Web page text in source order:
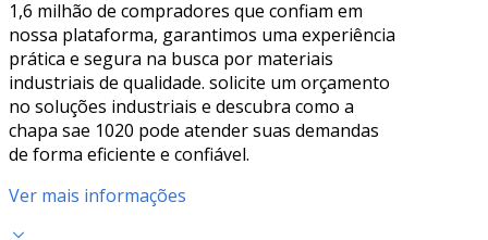
1,6 milhão de compradores que confiam em
nossa plataforma, garantimos uma experiência
prática e segura na busca por materiais
industriais de qualidade. solicite um orçamento
no soluções industriais e descubra como a
chapa sae 1020 pode atender suas demandas
de forma eficiente e confiável.
Ver mais informações